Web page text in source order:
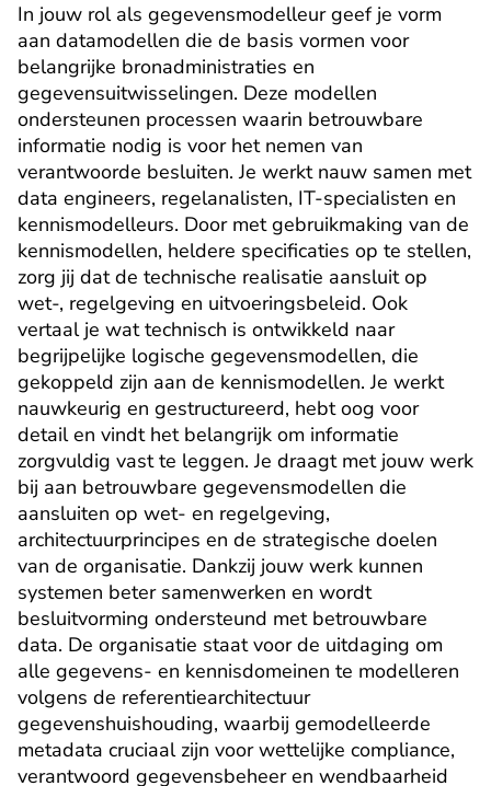
In jouw rol als gegevensmodelleur geef je vorm
aan datamodellen die de basis vormen voor
belangrijke bronadministraties en
gegevensuitwisselingen. Deze modellen
ondersteunen processen waarin betrouwbare
informatie nodig is voor het nemen van
verantwoorde besluiten. Je werkt nauw samen met
data engineers, regelanalisten, IT-specialisten en
kennismodelleurs. Door met gebruikmaking van de
kennismodellen, heldere specificaties op te stellen,
zorg jij dat de technische realisatie aansluit op
wet-, regelgeving en uitvoeringsbeleid. Ook
vertaal je wat technisch is ontwikkeld naar
begrijpelijke logische gegevensmodellen, die
gekoppeld zijn aan de kennismodellen. Je werkt
nauwkeurig en gestructureerd, hebt oog voor
detail en vindt het belangrijk om informatie
zorgvuldig vast te leggen. Je draagt met jouw werk
bij aan betrouwbare gegevensmodellen die
aansluiten op wet- en regelgeving,
architectuurprincipes en de strategische doelen
van de organisatie. Dankzij jouw werk kunnen
systemen beter samenwerken en wordt
besluitvorming ondersteund met betrouwbare
data. De organisatie staat voor de uitdaging om
alle gegevens- en kennisdomeinen te modelleren
volgens de referentiearchitectuur
gegevenshuishouding, waarbij gemodelleerde
metadata cruciaal zijn voor wettelijke compliance,
verantwoord gegevensbeheer en wendbaarheid